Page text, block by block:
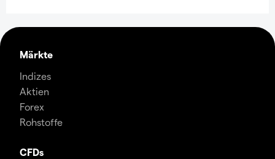
Märkte
Indizes
Aktien
Forex
Rohstoffe
CFDs